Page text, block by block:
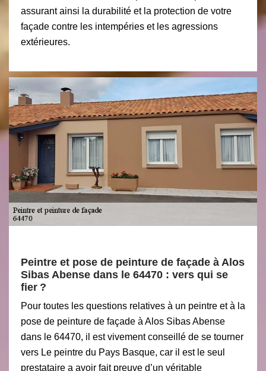
assurant ainsi la durabilité et la protection de votre
façade contre les intempéries et les agressions
extérieures.
Peintre et pose de peinture de façade à Alos
Sibas Abense dans le 64470 : vers qui se
fier ?
Pour toutes les questions relatives à un peintre et à la
pose de peinture de façade à Alos Sibas Abense
dans le 64470, il est vivement conseillé de se tourner
vers Le peintre du Pays Basque, car il est le seul
prestataire a avoir fait preuve d’un véritable